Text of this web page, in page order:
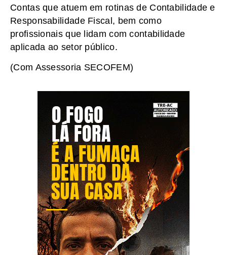
Contas que atuem em rotinas de Contabilidade e
Responsabilidade Fiscal, bem como
profissionais que lidam com contabilidade
aplicada ao setor público.
(Com Assessoria SECOFEM)